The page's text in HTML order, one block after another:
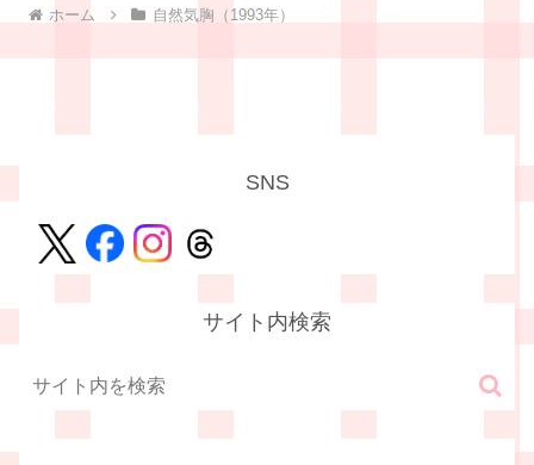
ホーム 自然気胸（1993年）
SNS
サイト内検索